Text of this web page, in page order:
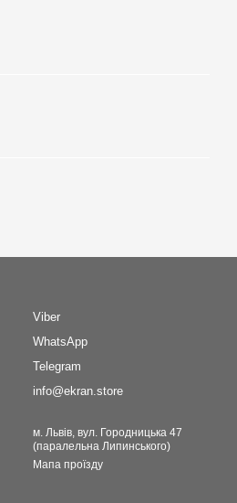
Viber
WhatsApp
Telegram
info@ekran.store
м. Львів, вул. Городницька 47
(паралельна Липинського)
Мапа проїзду